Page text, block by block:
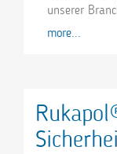
unserer
more...